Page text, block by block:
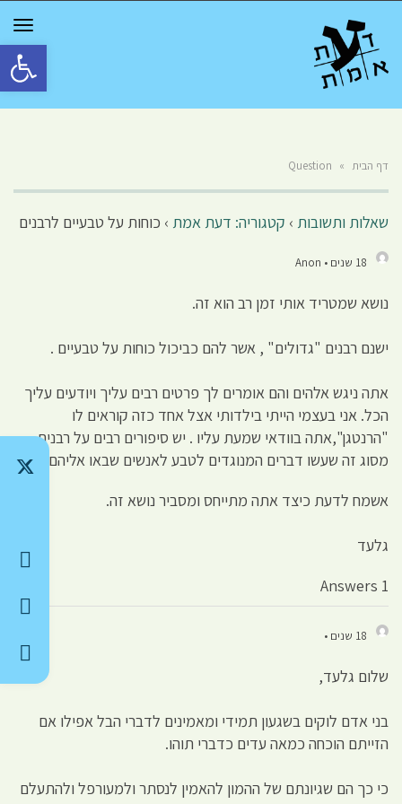
פתח
דף הבית »
Question
שאלות ותשובות › קטגוריה: דעת אמת › כוחות על טבעיים לרבנים
18 שנים • Anon
נושא שמטריד אותי זמן רב הוא זה.
ישנם רבנים "גדולים" , אשר להם כביכול כוחות על טבעיים .
אתה ניגש אלהים והם אומרים לך פרטים רבים עליך ויודעים עליך
הכל. אני בעצמי הייתי בילדותי אצל אחד כזה קוראים לו
"הרנטגן",אתה בוודאי שמעת עליו . יש סיפורים רבים על רבנים
מסוג זה שעשו דברים המנוגדים לטבע לאנשים שבאו אליהם.
אשמח לדעת כיצד אתה מתייחס ומסביר נושא זה.
גלעד
1 Answers
18 שנים •
שלום גלעד,
בני אדם לוקים בשגעון תמידי ומאמינים לדברי הבל אפילו אם
הזייתם הוכחה כמאה עדים כדברי תוהו.
כי כך הם שגיונתם של ההמון להאמין לנסתר ולמעורפל ולהתעלם